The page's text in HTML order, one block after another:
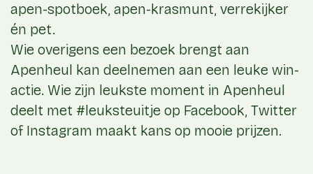
apen-spotboek, apen-krasmunt, verrekijker
én pet.
Wie overigens een bezoek brengt aan
Apenheul kan deelnemen aan een leuke win-
actie. Wie zijn leukste moment in Apenheul
deelt met #leuksteuitje op Facebook, Twitter
of Instagram maakt kans op mooie prijzen.